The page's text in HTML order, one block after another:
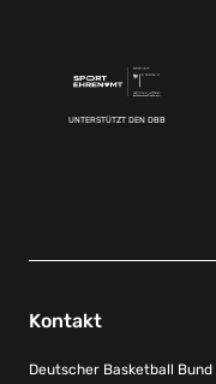
UNTERSTÜTZT DEN DBB
Kontakt
Deutscher Basketball Bund